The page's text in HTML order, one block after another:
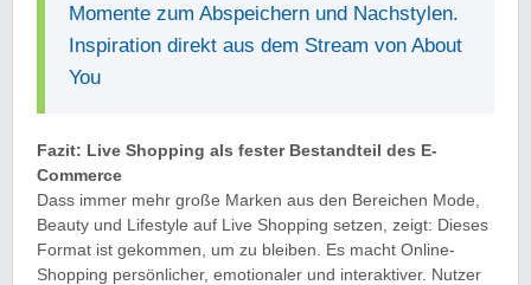
Momente zum Abspeichern und Nachstylen.
Inspiration direkt aus dem Stream von About
You
Fazit: Live Shopping als fester Bestandteil des E-
Commerce
Dass immer mehr große Marken aus den Bereichen Mode,
Beauty und Lifestyle auf Live Shopping setzen, zeigt: Dieses
Format ist gekommen, um zu bleiben. Es macht Online-
Shopping persönlicher, emotionaler und interaktiver. Nutzer